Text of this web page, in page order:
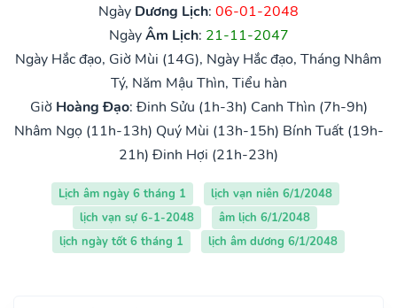
Ngày Dương Lịch: 06-01-2048
NgàyÂm Lịch: 21-11-2047
Ngày Hắc đạo, Giờ Mùi (14G), Ngày Hắc đạo, Tháng Nhâm
Tý, Năm Mậu Thìn, Tiểu hàn
Giờ Hoàng Đạo: Đinh Sửu (1h-3h) Canh Thìn (7h-9h)
Nhâm Ngọ (11h-13h) Quý Mùi (13h-15h) Bính Tuất (19h-
21h) Đinh Hợi (21h-23h)
Lịch âm ngày 6 tháng 1
lịch vạn niên 6/1/2048
lịch vạn sự 6-1-2048
âm lịch 6/1/2048
lịch ngày tốt 6 tháng 1
lịch âm dương 6/1/2048